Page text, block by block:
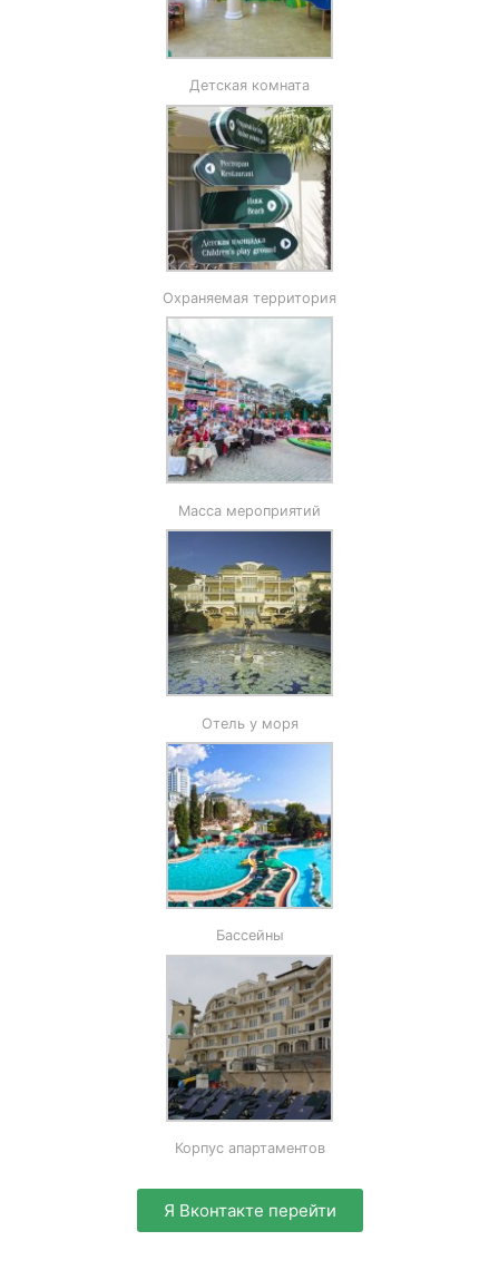
Детская комната
Охраняемая территория
Масса мероприятий
Отель у моря
Бассейны
Корпус апартаментов
Я Вконтакте перейти